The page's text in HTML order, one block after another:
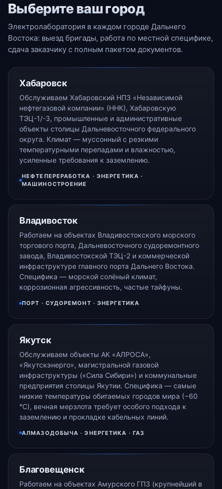
Выберите ваш город
Электролаборатория в каждом городе Дальнего
Востока: выезд бригады, работа по местной специфике,
сдача заказчику с полным пакетом документов.
Хабаровск
Обслуживаем Хабаровский НПЗ «Независимой
нефтегазовой компании» (ННК), Хабаровскую
ТЭЦ-1/-3, промышленные и административные
объекты столицы Дальневосточного федерального
округа. Климат — муссонный с резкими
температурными перепадами и влажностью,
усиленные требования к заземлению.
НЕФТЕПЕРЕРАБОТКА · ЭНЕРГЕТИКА ·
МАШИНОСТРОЕНИЕ
Владивосток
Работаем на объектах Владивостокского морского
торгового порта, Дальневосточного судоремонтного
завода, Владивостокской ТЭЦ-2 и коммерческой
инфраструктуре главного порта Дальнего Востока.
Специфика — морской солёный климат,
коррозионная агрессивность, частые тайфуны.
ПОРТ · СУДОРЕМОНТ · ЭНЕРГЕТИКА
Якутск
Обслуживаем объекты АК «АЛРОСА»,
«Якутскэнерго», магистральной газовой
инфраструктуры («Сила Сибири») и коммунальные
предприятия столицы Якутии. Специфика — самые
низкие температуры обитаемых городов мира (−60
°С), вечная мерзлота требует особого подхода к
заземлению и прокладке кабельных линий.
АЛМАЗОДОБЫЧА · ЭНЕРГЕТИКА · ГАЗ
Благовещенск
Работаем на объектах Амурского ГПЗ (крупнейший в